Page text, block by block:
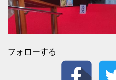
フォローする